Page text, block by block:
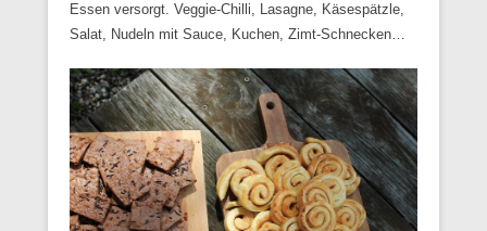
Essen versorgt. Veggie-Chilli, Lasagne, Käsespätzle,
Salat, Nudeln mit Sauce, Kuchen, Zimt-Schnecken…